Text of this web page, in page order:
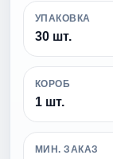
УПАКОВКА
30 шт.
КОРОБ
1 шт.
МИН. ЗАКАЗ